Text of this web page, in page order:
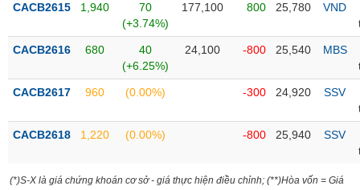
thuật
Hồ
sơ
nghiệp
tức
CACB2615 1,940
70
(+3.74%)
177,100 800 25,780
VND
CACB2616 680
40
(+6.25%)
24,100 -800 25,540
MBS
CACB2617 960 (0.00%) -300 24,920
SSV
CACB2618 1,220 (0.00%) -800 25,940
SSV
(*)S-X là giá chứng khoán cơ sở - giá thực hiện điều chỉnh; (**)Hòa vốn = Giá
NGUYÊN
LIỆU
NGHIỆP